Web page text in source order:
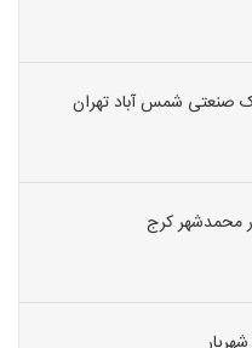
صنعتی شمس آباد تهران
محمدشهر کرج